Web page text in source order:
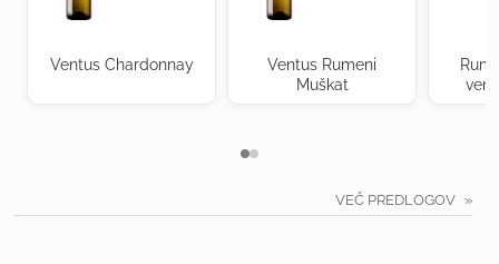
Ventus Chardonnay
Ventus Rumeni
Muškat
VEČ PREDLOGOV